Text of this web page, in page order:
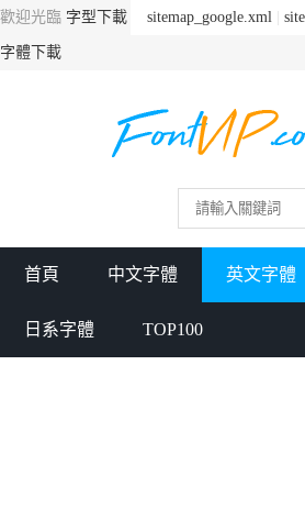
sitemap_google.xml
歡迎光臨 字型下載
字體下載
首頁 中文字體 英文字體
日系字體 TOP100